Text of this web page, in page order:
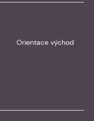
Orientace východ